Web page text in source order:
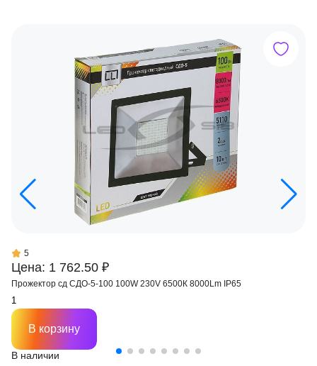
Цена: 1 762.50 ₽
5
Прожектор сд СДО-5-100 100W 230V 6500К 8000Lm IP65
В наличии
В корзину